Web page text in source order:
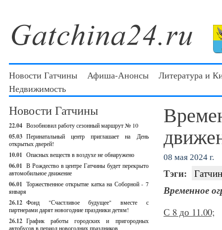
Новости Гатчины Афиша-Анонсы
Литература и
Недвижимость
Новости Гатчины
22.04 Возобновил работу сезонный маршрут № 10
05.03 Перинатальный центр приглашает на День
открытых дверей!
10.01 Опасных веществ в воздухе не обнаружено
06.01 В Рождество в центре Гатчины будет перекрыто
автомобильное движение
06.01 Торжественное открытие катка на Соборной - 7
января
26.12 Фонд "Счастливое будущее" вместе с
партнерами дарят новогодние праздники детям!
26.12 График работы городских и пригородных
автобусов в период новогодних праздников
08 мая 2024 г.
Тэги:
Временное
С 8 до 11.00;